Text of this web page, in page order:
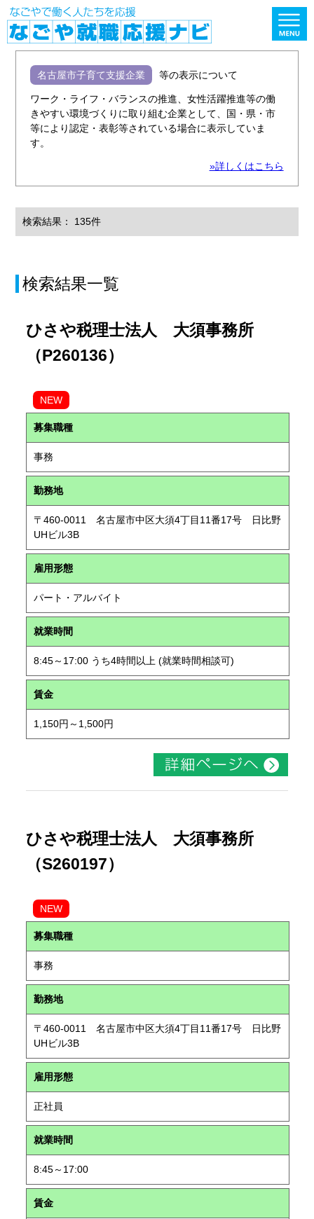
名古屋市子育て支援企業 等の表示について
ワーク・ライフ・バランスの推進、女性活躍推進等の働
きやすい環境づくりに取り組む企業として、国・県・市
等により認定・表彰等されている場合に表示していま
す。
»詳しくはこちら
検索結果： 135件
検索結果一覧
ひさや税理士法人 大須事務所
（P260136）
NEW
募集職種
事務
勤務地
〒460-0011 名古屋市中区大須4丁目11番17号 日比野
UHビル3B
雇用形態
パート・アルバイト
就業時間
8:45～17:00 うち4時間以上 (就業時間相談可)
賃金
1,150円～1,500円
ひさや税理士法人 大須事務所
（S260197）
NEW
募集職種
事務
勤務地
〒460-0011 名古屋市中区大須4丁目11番17号 日比野
UHビル3B
雇用形態
正社員
就業時間
8:45～17:00
賃金